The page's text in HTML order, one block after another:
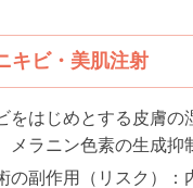
キビ・美肌注射
をはじめとする皮膚の
メラニン色素の生成抑
の副作用（リスク）：